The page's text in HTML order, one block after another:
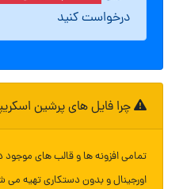
درخواست کنید
چرا فایل های پرشین
تمامی افزونه ها و قالب های
اورجینال و بدون دستکاری تهیه